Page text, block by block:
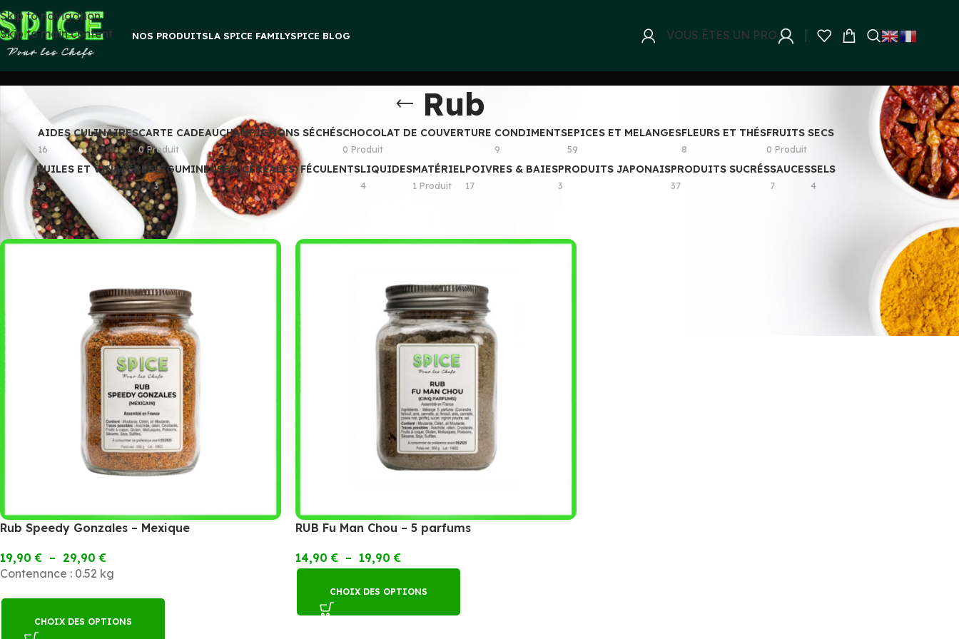
Skip to navigation
Skip to main content
NOS PRODUITSLA SPICE FAMILYSPICE BLOG VOUS ÊTES UN PRO
Rub
AIDES CULINAIRES
16
CARTE CADEAU
0 Produit
CHAMPIGNONS SÉCHÉS
2
CHOCOLAT DE COUVERTURE
0 Produit
CONDIMENTS
9
EPICES ET MELANGES
59
FLEURS ET THÉS
8
FRUITS SECS
0 Produit
HUILES ET VINAIGRES
13
LÉGUMINEUSES, CÉRÉALES, FÉCULENTS
3
LIQUIDES
4
MATÉRIEL
1 Produit
POIVRES & BAIES
17
PRODUITS JAPONAIS
3
PRODUITS SUCRÉS
37
SAUCES
7
SELS
4
Accueil»Epices et melanges»Rub Page 2
Rub Speedy Gonzales – Mexique
19,90€ – 29,90€
Contenance : 0.52 kg
CHOIX DES OPTIONS
RUB Fu Man Chou – 5 parfums
14,90€ – 19,90€
CHOIX DES OPTIONS